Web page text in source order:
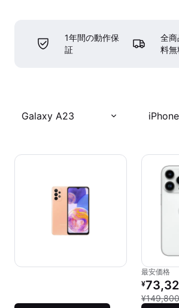
1年間の動作保
証
全商
料無
Galaxy A23
最安価格
リファー
¥
¥149,800